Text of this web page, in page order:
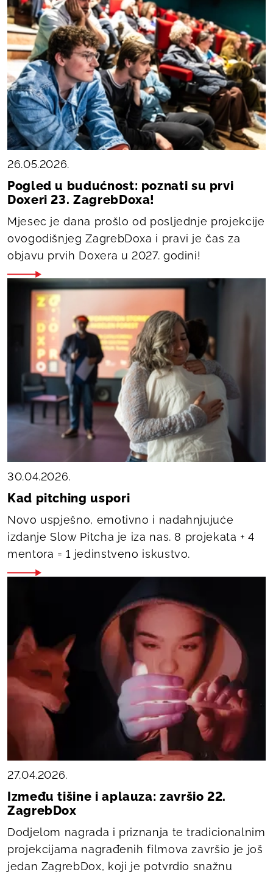
26.05.2026.
Pogled u budućnost: poznati su prvi
Doxeri 23. ZagrebDoxa!
Mjesec je dana prošlo od posljednje projekcije
ovogodišnjeg ZagrebDoxa i pravi je čas za
objavu prvih Doxera u 2027. godini!
30.04.2026.
Kad pitching uspori
Novo uspješno, emotivno i nadahnjujuće
izdanje Slow Pitcha je iza nas. 8 projekata + 4
mentora = 1 jedinstveno iskustvo.
27.04.2026.
Između tišine i aplauza: završio 22.
ZagrebDox
Dodjelom nagrada i priznanja te tradicionalnim
projekcijama nagrađenih filmova završio je još
jedan ZagrebDox, koji je potvrdio snažnu